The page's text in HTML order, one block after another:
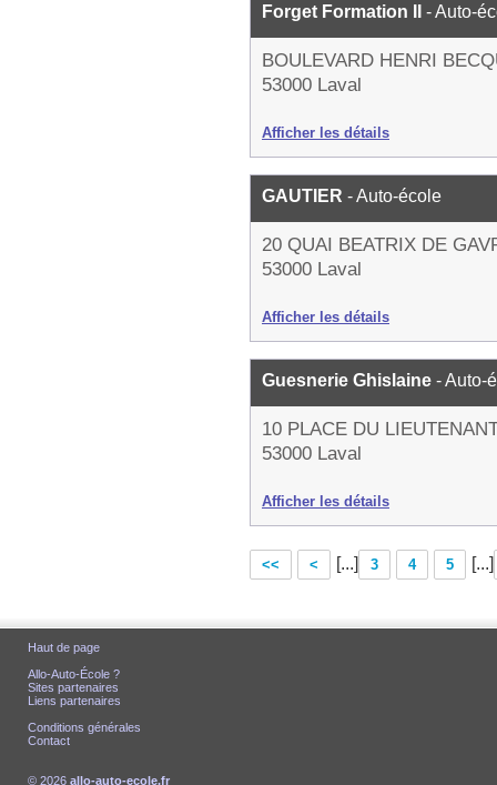
Forget Formation II - Auto-
BOULEVARD HENRI
53000 Laval
Afficher les détails
GAUTIER - Auto-école
20 QUAI BEATRIX DE
53000 Laval
Afficher les détails
Guesnerie Ghislaine - Auto-
10 PLACE DU
53000 Laval
Afficher les détails
<< < [...] 3 4 5 [...]
Haut de page
Allo-Auto-École ?
Sites partenaires
Liens partenaires
Conditions générales
Contact
© 2026 allo-auto-ecole.fr